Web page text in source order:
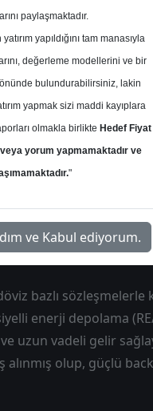
%68,5
sistem
bu
kaynaklı
seviyesinde
kısmı
bazlı sözleşmelerle
enerji depolama
uzun vadeli gelir
alınmış olup, güçlü
paylaşmaktadır.
yapıldığını tam manasıyla
değerleme modellerini ve bir
bulundurabilirsiniz, lakin
yapmak sizi maddi kayıplara
olmakla birlikte Hedef Fiyat
yorum yapmamaktadır ve
"
Beyan edilen metni Okudum, Anladım ve Kabul ediyorum.